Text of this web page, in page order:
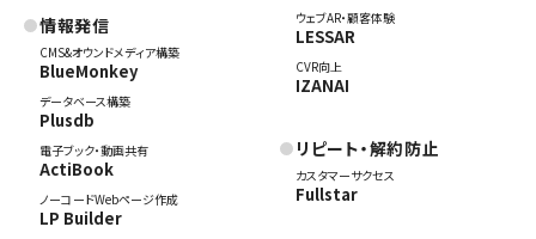
情報発信
CMS&オウンドメディア構築
BlueMonkey
データベース構築
Plusdb
電子ブック・動画共有
ActiBook
ノーコードWebページ作成
LP Builder
ウェブAR・顧客体験
LESSAR
CVR向上
IZANAI
リピート・解約防止
カスタマーサクセス
Fullstar